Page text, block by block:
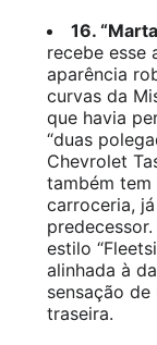
16.
recebe esse
aparência
curvas da
que havia
“duas
Chevrolet
também tem
carroceria,
estilo
alinhada à
sensação
traseira.